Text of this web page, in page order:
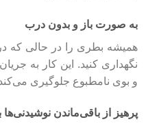
به صورت باز و بدون درب
همیشه بطری را در حالی که
نگهداری کنید. این کار به
و بوی نامطبوع جلوگیری
پرهیز از باقی‌ماندن